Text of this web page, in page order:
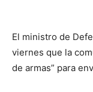
El ministro de
viernes que la
de armas” para